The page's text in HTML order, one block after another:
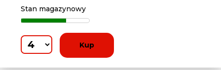
Stan magazynowy
Kup